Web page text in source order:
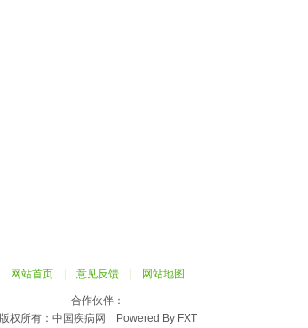
网站首页 意见反馈 网站地图
合作伙伴：
版权所有：中国疾病网 Powered By FXT